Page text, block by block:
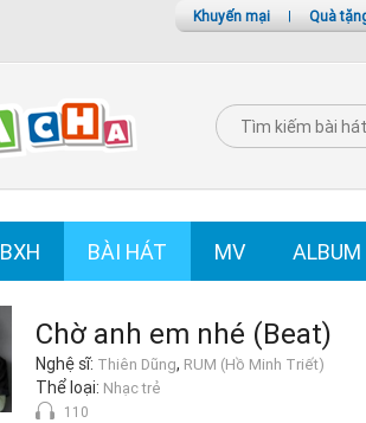
Khuyến mại | Quà
BXH BÀI HÁT MV ALBUM
Chờ anh em nhé (Beat)
Nghệ sĩ: Thiên Dũng, RUM (Hồ Minh Triết)
Thể loại: Nhạc trẻ
110